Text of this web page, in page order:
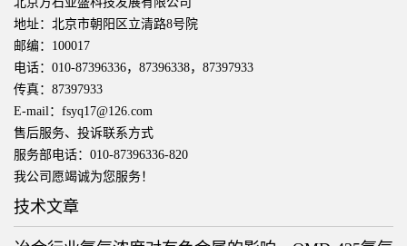
地址：北京市朝阳区立清路8号院
邮编：100017
电话：010-87396336，87396338，87397933
传真：87397933
E-mail：fsyq17@126.com
售后服务、投诉联系方式
服务部电话：010-87396336-820
我公司愿竭诚为您服务！
技术文章